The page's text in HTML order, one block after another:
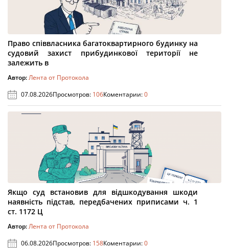
Право співвласника багатоквартирного будинку на
судовий захист прибудинкової території не
залежить в
Автор:Лента от Протокола
07.08.2026Просмотров: 106Коментарии:0
Якщо суд встановив для відшкодування шкоди
наявність підстав, передбачених приписами ч. 1
ст. 1172 Ц
Автор:Лента от Протокола
06.08.2026Просмотров: 158Коментарии:0